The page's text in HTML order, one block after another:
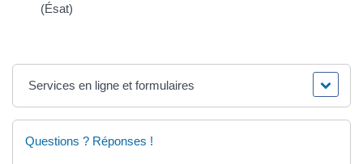
(Ésat)
Services en ligne et formulaires
Questions ? Réponses !